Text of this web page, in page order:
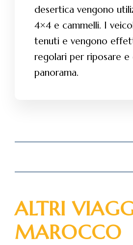
desertica vengono
4×4 e cammelli. I
tenuti e vengono
regolari per riposare e
panorama.
ALTRI
MAROCCO